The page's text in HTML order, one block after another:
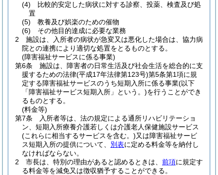
(4)
比較的安定した病状に対する診察、投薬、検査及び処
置
(5)
教養及び娯楽のための催物
(6)
その他目的達成に必要な業務
2
施設は、入所者の病状が急変又は悪化した場合は、協力病
院との連携により適切な処置をとるものとする。
(障害福祉サービスに係る事業)
第6条
施設は、障害者の日常生活及び社会生活を総合的に支
援するための法律(平成17年法律第123号)第5条第1項に規
定する障害福祉サービスのうち短期入所に係る事業(以下
「障害福祉サービス短期入所」という。)を行うことができ
るものとする。
(料金等)
第7条
入所者等は、法の規定による通所リハビリテーショ
ン、短期入所療養介護若しくは介護老人保健施設サービス
(これらに相当するサービスを含む。)又は障害福祉サービ
ス短期入所の提供について、 別表に定める料金等を納付し
なければならない。
2
市長は、特別の理由があると認めるときは、 前項に規定す
る料金等を減免又は徴収猶予することができる。